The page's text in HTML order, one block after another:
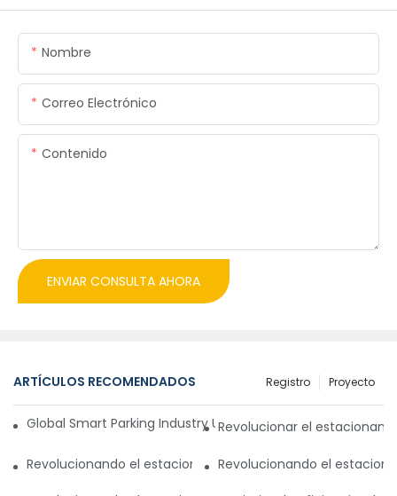
Nombre
Correo Electrónico
Contenido
ENVIAR CONSULTA AHORA
ARTÍCULOS RECOMENDADOS Proyecto
Registro
Global Smart Parking Industry Update for Third Quarter of
Revolucionar el
Revolucionando el estacionamiento con un sistema de
Revolucionando el